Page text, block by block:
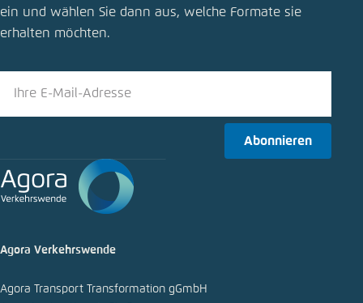
ein und wählen Sie dann aus, welche Formate sie
erhalten möchten.
Abonnieren
Agora Verkehrswende
Agora Transport Transformation gGmbH